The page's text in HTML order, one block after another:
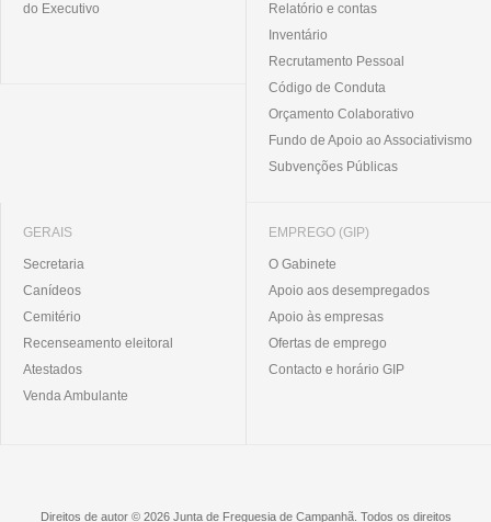
do Executivo
Relatório e contas
Inventário
Recrutamento Pessoal
Código de Conduta
Orçamento Colaborativo
Fundo de Apoio ao Associativismo
Subvenções Públicas
GERAIS
Secretaria
Canídeos
Cemitério
Recenseamento eleitoral
Atestados
Venda Ambulante
EMPREGO (GIP)
O Gabinete
Apoio aos desempregados
Apoio às empresas
Ofertas de emprego
Contacto e horário GIP
Direitos de autor © 2026 Junta de Freguesia de Campanhã. Todos os direitos